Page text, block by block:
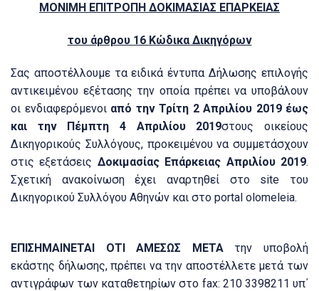
ΜΟΝΙΜΗ ΕΠΙΤΡΟΠΗ ΔΟΚΙΜΑΣΙΑΣ ΕΠΑΡΚΕΙΑΣ
του άρθρου 16 Κώδικα Δικηγόρων
Σας αποστέλλουμε τα ειδικά έντυπα Δήλωσης επιλογής
αντικειμένου εξέτασης την οποία πρέπει να υποβάλουν
οι ενδιαφερόμενοι από την Τρίτη 2 Απριλίου 2019 έως
και την
Πέμπτη 4 Απριλίου 2019στους οικείους
Δικηγορικούς Συλλόγους, προκειμένου να συμμετάσχουν
στις εξετάσεις Δοκιμασίας Επάρκειας Απριλίου 2019.
Σχετική ανακοίνωση έχει αναρτηθεί στο site του
Δικηγορικού Συλλόγου Αθηνών και στο portal olomeleia.
ΕΠΙΣΗΜΑΙΝΕΤΑΙ ΟΤΙ ΑΜΕΣΩΣ ΜΕΤΑτην υποβολή
εκάστης δήλωσης, πρέπει να την αποστέλλετε μετά των
αντιγράφων των καταθετηρίων στο fax: 210 3398211 υπ΄